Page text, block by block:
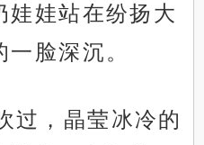
娃娃站在纷扬大
脸深沉。
过，晶莹冰冷的